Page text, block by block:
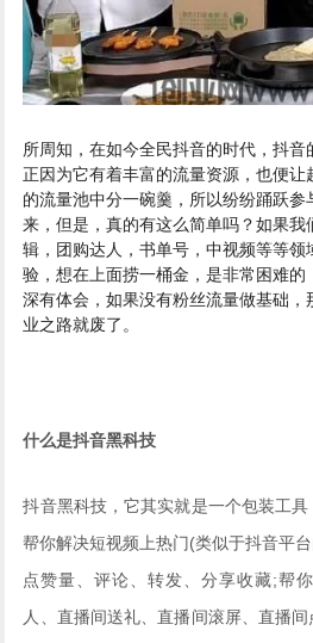
所周知，在如今全民抖音的时代，抖音
正因为它有着丰富的流量资源，也便
的流量池中分一碗羹，所以纷纷踊跃参
来，但是，真的有这么简单吗？如果
辑，团购达人，书单号，中视频等等
验，想在上面捞一桶金，是非常困难
深有体会，如果没有粉丝流量做基础，
业之路就废了。
什么是抖音黑科技
抖音黑科技，它其实就是一个包装工
帮你解决短视频上热门(类似于抖音平
点赞量、评论、转发、分享收藏;帮
人、直播间送礼、直播间滚屏、直播